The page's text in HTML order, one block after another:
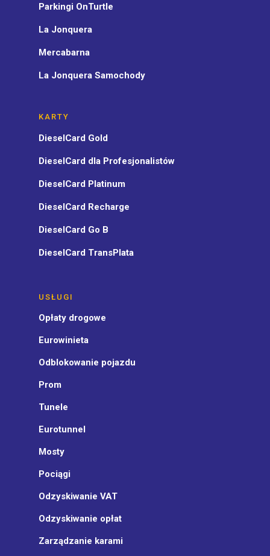
Parkingi OnTurtle
La Jonquera
Mercabarna
La Jonquera Samochody
KARTY
DieselCard Gold
DieselCard dla Profesjonalistów
DieselCard Platinum
DieselCard Recharge
DieselCard Go B
DieselCard TransPlata
USŁUGI
Opłaty drogowe
Eurowinieta
Odblokowanie pojazdu
Prom
Tunele
Eurotunnel
Mosty
Pociągi
Odzyskiwanie VAT
Odzyskiwanie opłat
Zarządzanie karami